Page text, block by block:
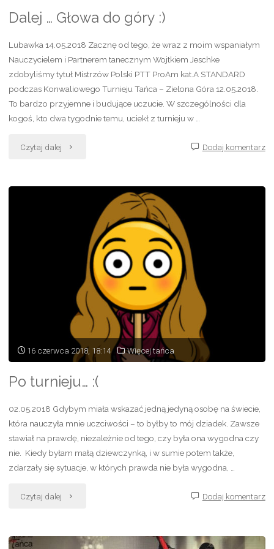
Dalej … Głowa do góry :)
Lubawka 14.05.2018 Zacznę od tego, że wraz z moim wspaniałym
Nauczycielem i Partnerem tanecznym Wojtkiem Jeschke
zdobyliśmy tytuł Mistrzów Polski PTT ProAm kat.A STANDARD
podczas Konwaliowego Turnieju Tańca – Zielona Góra 12.05.2018.
To bardzo przyjemne i budujące uczucie. W szczególności dla
kogoś, kto dwa tygodnie temu, uciekł z turnieju w …
Czytaj dalej "Dalej Dodaj komentarz
16 czerwca 2018, 18:14 Więcej tańca
Po turnieju… :(
02.05.2018 Gdybym miała wskazać jedną jedyną osobę na świecie,
która nauczyła mnie uczciwości – to byłby to mój dziadek. Zawsze
stawiał na prawdę, niezależnie od tego, czy była ona wygodna czy
nie. Kiedy byłam małą dziewczynką, i w sumie potem także,
zdarzały się sytuacje, w których prawda nie była wygodna, …
Czytaj dalej "Po Dodaj komentarz